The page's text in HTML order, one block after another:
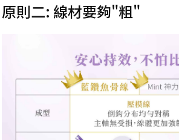
原則二: 線材要夠"粗"